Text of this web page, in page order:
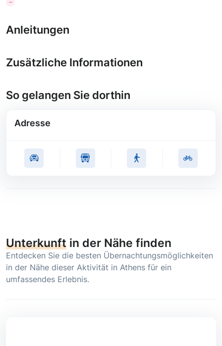
Anleitungen
Zusätzliche Informationen
So gelangen Sie dorthin
Adresse
Unterkunft in der Nähe finden
Entdecken Sie die besten Übernachtungsmöglichkeiten
in der Nähe dieser Aktivität in Athens für ein
umfassendes Erlebnis.